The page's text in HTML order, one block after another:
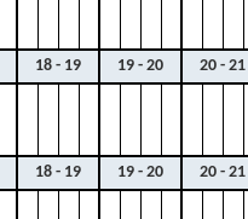
18 - 19 19 - 20 20 - 21
18 - 19 19 - 20 20 - 21